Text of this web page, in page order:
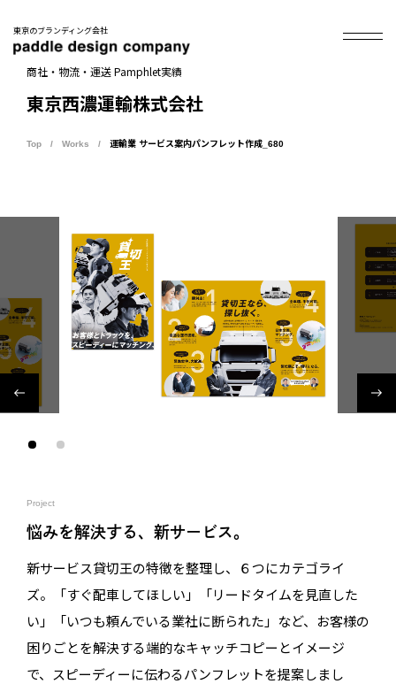
東京のブランディング会社
商社・物流・運送 Pamphlet実績
東京西濃運輸株式会社
Top Works 運輸業 サービス案内パンフレット作成_680
Project
悩みを解決する、新サービス。
新サービス貸切王の特徴を整理し、６つにカテゴライ
ズ。「すぐ配車してほしい」「リードタイムを見直した
い」「いつも頼んでいる業社に断られた」など、お客様の
困りごとを解決する端的なキャッチコピーとイメージ
で、スピーディーに伝わるパンフレットを提案しまし